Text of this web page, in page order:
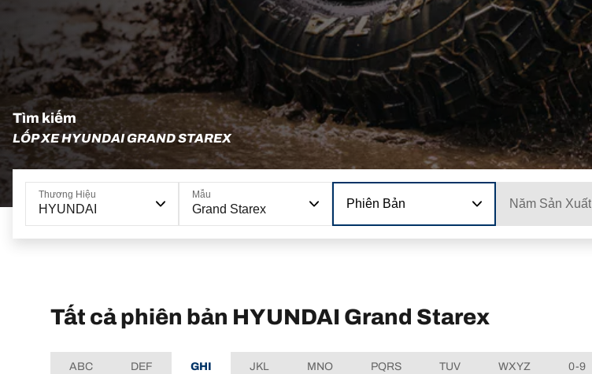
Tìm kiếm
LỐP XE HYUNDAI GRAND STAREX
Thương Hiệu
HYUNDAI
Mẫu
Grand Starex Phiên Bản Năm Sản Xuất
Tất cả phiên bản HYUNDAI Grand Starex
ABC DEF GHI JKL MNO PQRS TUV WXYZ 0-9